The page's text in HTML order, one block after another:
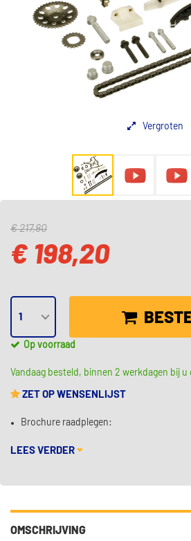
Vergroten
€ 217,80
€ 198,20
Op voorraad
Vandaag besteld, binnen 2 werkdagen bij u
ZET OP WENSENLIJST
Brochure raadplegen:
LEES VERDER
OMSCHRIJVING